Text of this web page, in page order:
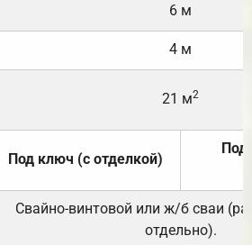
6 м
4 м
21 м2
Под ключ (с отделкой)
Под
Свайно-винтовой или ж/б сваи
отдельно).